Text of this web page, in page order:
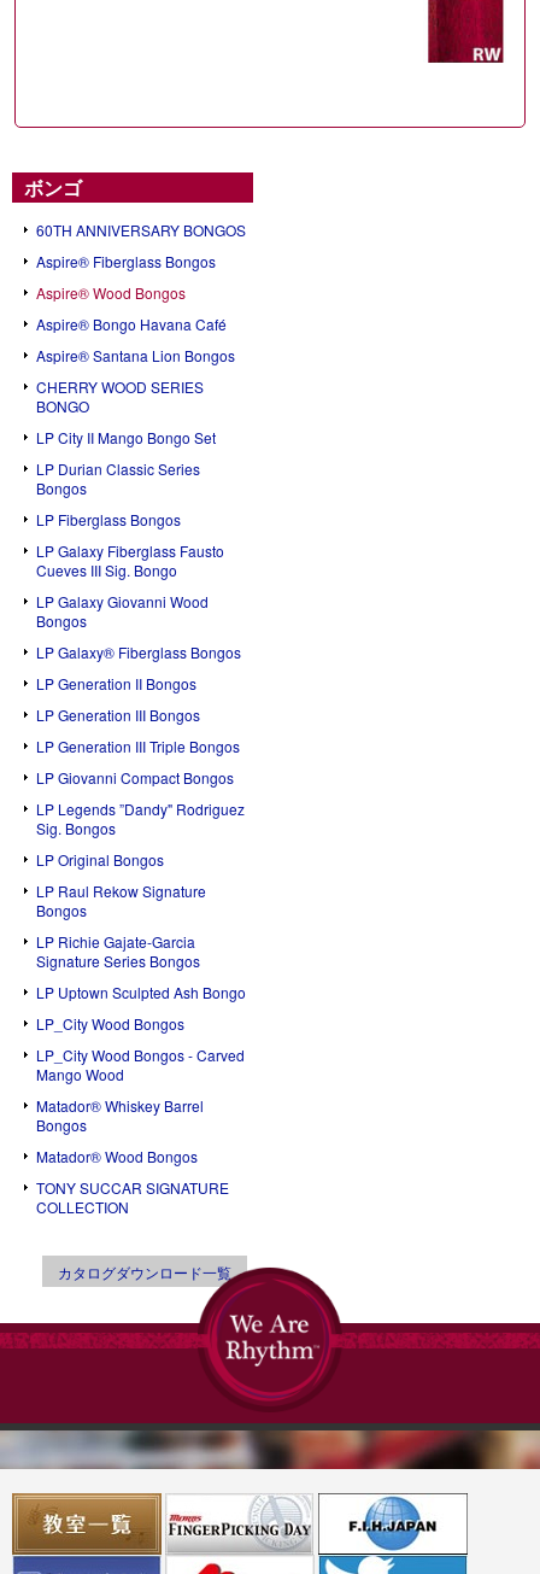
ボンゴ
60TH ANNIVERSARY BONGOS
Aspire® Fiberglass Bongos
Aspire® Wood Bongos
Aspire® Bongo Havana Café
Aspire® Santana Lion Bongos
CHERRY WOOD SERIES
BONGO
LP City II Mango Bongo Set
LP Durian Classic Series
Bongos
LP Fiberglass Bongos
LP Galaxy Fiberglass Fausto
Cueves III Sig. Bongo
LP Galaxy Giovanni Wood
Bongos
LP Galaxy® Fiberglass Bongos
LP Generation II Bongos
LP Generation III Bongos
LP Generation III Triple Bongos
LP Giovanni Compact Bongos
LP Legends ”Dandy" Rodriguez
Sig. Bongos
LP Original Bongos
LP Raul Rekow Signature
Bongos
LP Richie Gajate-Garcia
Signature Series Bongos
LP Uptown Sculpted Ash Bongo
LP_City Wood Bongos
LP_City Wood Bongos - Carved
Mango Wood
Matador® Whiskey Barrel
Bongos
Matador® Wood Bongos
TONY SUCCAR SIGNATURE
COLLECTION
カタログダウンロード一覧